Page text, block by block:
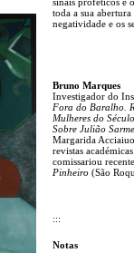
toda a sua
negatividade e os
Bruno Marques
Investigador do
Fora do Baralho.
Mulheres do
Sobre Julião
Margarida
revistas
comissariou
Pinheiro (São
:::
Notas